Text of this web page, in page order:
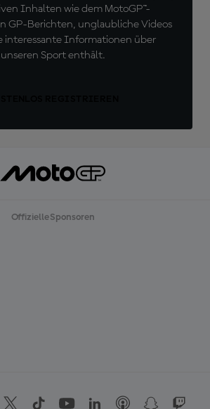
Inhalten wie dem MotoGP™-
GP-Berichten, unglaubliche Videos
interessante Informationen über
unseren Sport enthält.
Offizielle Sponsoren